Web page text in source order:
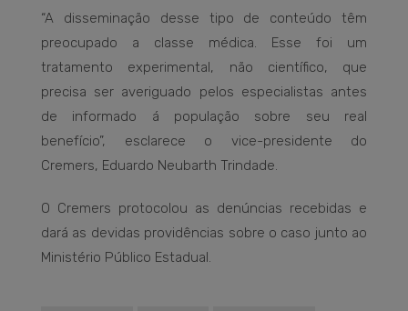
“A disseminação desse tipo de conteúdo têm
preocupado a classe médica. Esse foi um
tratamento experimental, não científico, que
precisa ser averiguado pelos especialistas antes
de informado á população sobre seu real
benefício”, esclarece o vice-presidente do
Cremers, Eduardo Neubarth Trindade.
O Cremers protocolou as denúncias recebidas e
dará as devidas providências sobre o caso junto ao
Ministério Público Estadual.